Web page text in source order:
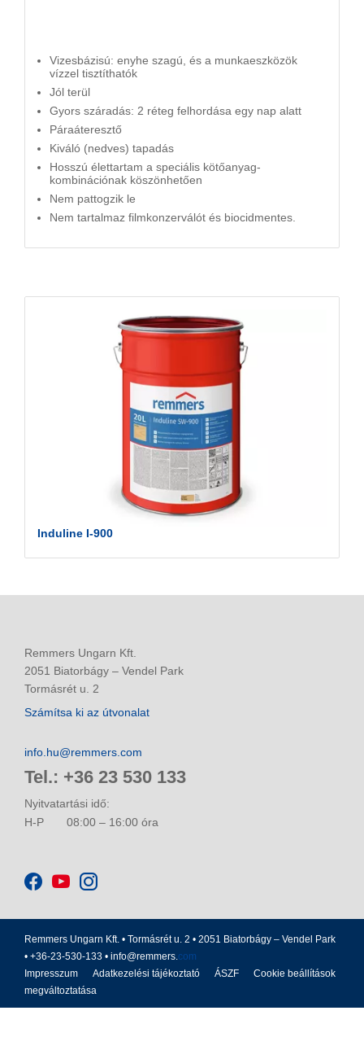
Vizesbázisú: enyhe szagú, és a munkaeszközök
vízzel tisztíthatók
Jól terül
Gyors száradás: 2 réteg felhordása egy nap alatt
Páraáteresztő
Kiváló (nedves) tapadás
Hosszú élettartam a speciális kötőanyag-
kombinációnak köszönhetően
Nem pattogzik le
Nem tartalmaz filmkonzerválót és biocidmentes.
Induline I-900
Remmers Ungarn Kft.
2051 Biatorbágy – Vendel Park
Tormásrét u. 2
Számítsa ki az útvonalat
info.hu@remmers.com
Tel.: +36 23 530 133
Nyitvatartási idő:
H-P
08:00 – 16:00 óra
Remmers Ungarn Kft. • Tormásrét u. 2 • 2051 Biatorbágy – Vendel Park
• +36-23-530-133 • info@remmers. com
Impresszum
Adatkezelési tájékoztató ÁSZF
Cookie beállítások
megváltoztatása